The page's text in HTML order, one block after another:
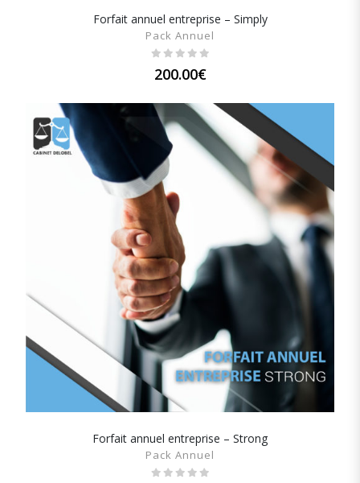
SHOW DETAILS
Forfait annuel entreprise – Simply
Pack Annuel
200.00€
SHOW DETAILS
Forfait annuel entreprise – Strong
Pack Annuel